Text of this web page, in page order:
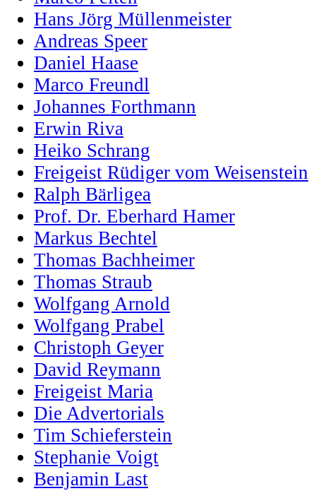
Hans Jörg Müllenmeister
Andreas Speer
Daniel Haase
Marco Freundl
Johannes Forthmann
Erwin Riva
Heiko Schrang
Freigeist Rüdiger vom Weisenstein
Ralph Bärligea
Prof. Dr. Eberhard Hamer
Markus Bechtel
Thomas Bachheimer
Thomas Straub
Wolfgang Arnold
Wolfgang Prabel
Christoph Geyer
David Reymann
Freigeist Maria
Die Advertorials
Tim Schieferstein
Stephanie Voigt
Benjamin Last